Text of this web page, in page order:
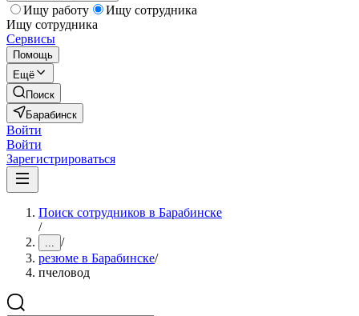
Ищу работу
Ищу сотрудника
Ищу сотрудника
Сервисы
Помощь
Ещё
Поиск
Барабинск
Войти
Войти
Зарегистрироваться
Поиск сотрудников в Барабинске
/
... /
резюме в Барабинске/
пчеловод